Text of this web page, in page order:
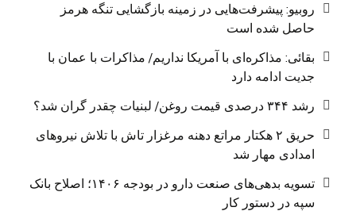
روبیو: پیشرفت‌هایی در زمینه بازگشایی تنگه هرمز
حاصل شده است
بقائی: مذاکره‌ای با آمریکا نداریم/ مذاکرات با عمان با
جدیت ادامه دارد
رشد ۳۴۴ درصدی قیمت روغن/ لبنیات چقدر گران شد؟
حریق ۲ هکتار مراتع دهنه مرغزار تاش با تلاش نیروهای
امدادی مهار شد
تسویه بدهی‌های صنعت دارو در بودجه ۱۴۰۶؛ اصلاح بانک
سپه در دستور کار